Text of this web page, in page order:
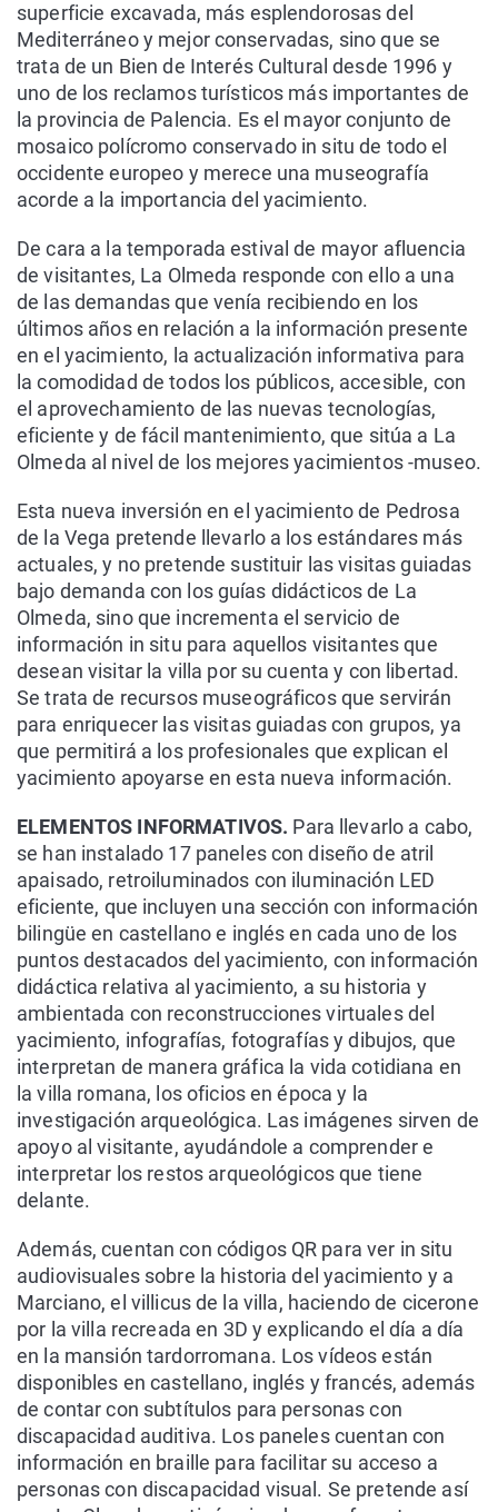
superficie excavada, más esplendorosas del
Mediterráneo y mejor conservadas, sino que se
trata de un Bien de Interés Cultural desde 1996 y
uno de los reclamos turísticos más importantes de
la provincia de Palencia. Es el mayor conjunto de
mosaico polícromo conservado in situ de todo el
occidente europeo y merece una museografía
acorde a la importancia del yacimiento.
De cara a la temporada estival de mayor afluencia
de visitantes, La Olmeda responde con ello a una
de las demandas que venía recibiendo en los
últimos años en relación a la información presente
en el yacimiento, la actualización informativa para
la comodidad de todos los públicos, accesible, con
el aprovechamiento de las nuevas tecnologías,
eficiente y de fácil mantenimiento, que sitúa a La
Olmeda al nivel de los mejores yacimientos -museo.
Esta nueva inversión en el yacimiento de Pedrosa
de la Vega pretende llevarlo a los estándares más
actuales, y no pretende sustituir las visitas guiadas
bajo demanda con los guías didácticos de La
Olmeda, sino que incrementa el servicio de
información in situ para aquellos visitantes que
desean visitar la villa por su cuenta y con libertad.
Se trata de recursos museográficos que servirán
para enriquecer las visitas guiadas con grupos, ya
que permitirá a los profesionales que explican el
yacimiento apoyarse en esta nueva información.
ELEMENTOS INFORMATIVOS. Para llevarlo a cabo,
se han instalado 17 paneles con diseño de atril
apaisado, retroiluminados con iluminación LED
eficiente, que incluyen una sección con información
bilingüe en castellano e inglés en cada uno de los
puntos destacados del yacimiento, con información
didáctica relativa al yacimiento, a su historia y
ambientada con reconstrucciones virtuales del
yacimiento, infografías, fotografías y dibujos, que
interpretan de manera gráfica la vida cotidiana en
la villa romana, los oficios en época y la
investigación arqueológica. Las imágenes sirven de
apoyo al visitante, ayudándole a comprender e
interpretar los restos arqueológicos que tiene
delante.
Además, cuentan con códigos QR para ver in situ
audiovisuales sobre la historia del yacimiento y a
Marciano, el villicus de la villa, haciendo de cicerone
por la villa recreada en 3D y explicando el día a día
en la mansión tardorromana. Los vídeos están
disponibles en castellano, inglés y francés, además
de contar con subtítulos para personas con
discapacidad auditiva. Los paneles cuentan con
información en braille para facilitar su acceso a
personas con discapacidad visual. Se pretende así